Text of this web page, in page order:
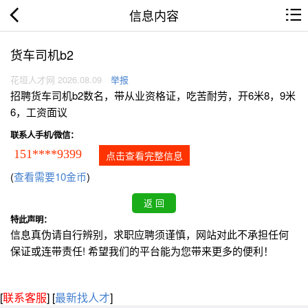
信息内容
货车司机b2
花垣人才网 2026.08.09 举报
招聘货车司机b2数名，带从业资格证，吃苦耐劳，开6米8，9米
6，工资面议
联系人手机/微信：
151****9399 点击查看完整信息
(查看需要10金币)
特此声明：
信息真伪请自行辨别，求职应聘须谨慎，网站对此不承担任何
保证或连带责任! 希望我们的平台能为您带来更多的便利！
[联系客服] [最新找人才]